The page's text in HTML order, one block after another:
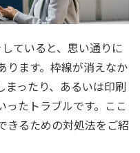
ていると、思い通りに
ります。枠線が消えなか
まったり、あるいは印刷
ったトラブルです。ここ
きるための対処法をご紹